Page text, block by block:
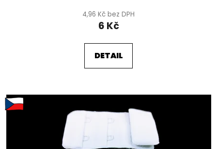
4,96 Kč bez DPH
6 Kč
DETAIL